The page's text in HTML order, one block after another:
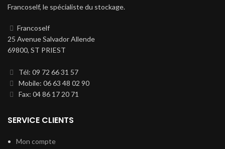
Francoself, le spécialiste du stockage.
Francoself
25 Avenue Salvador Allende
69800, ST PRIEST
Tél: 09 72 66 31 57
Mobile: 06 63 48 02 90
Fax: 04 86 17 20 71
SERVICE CLIENTS
Mon compte